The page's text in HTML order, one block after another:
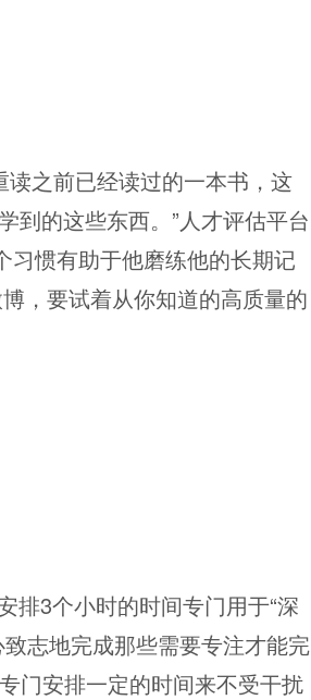
之前已经读过的一本书，这
到的这些东西。”人才评估平台
习惯有助于他磨练他的长期记
，要试着从你知道的高质量的
排3个小时的时间专门用于“深
志地完成那些需要专注才能完
门安排一定的时间来不受干扰